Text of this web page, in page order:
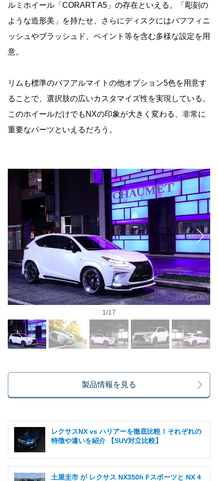
ルミホイール「CORART A5」の存在といえる。「彫刻の
ような造形美」を持たせ、さらにディスクにはバフフィニ
ッシュやブラッシュド、ペイント等を含む多様な設定を用
意。
リムも標準のバフアルマイトの他オプション5色を用意す
ることで、選択肢の広いカスタマイズ性を実現している。
このホイールだけでもNXの印象が大きく変わる、非常に
重要なパーツといえるだろう。
1/17
製品情報を見る
レクサスNX vs ハリアーを徹底比較！それぞれの
特徴や違いを紹介 【SUV対立比較】
土屋圭市 が レクサス NX350h Fスポーツと NX 4